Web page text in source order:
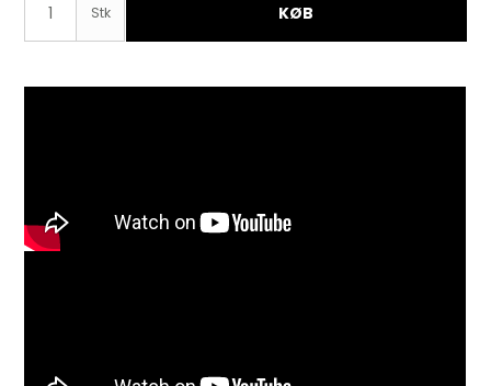
Stk KØB